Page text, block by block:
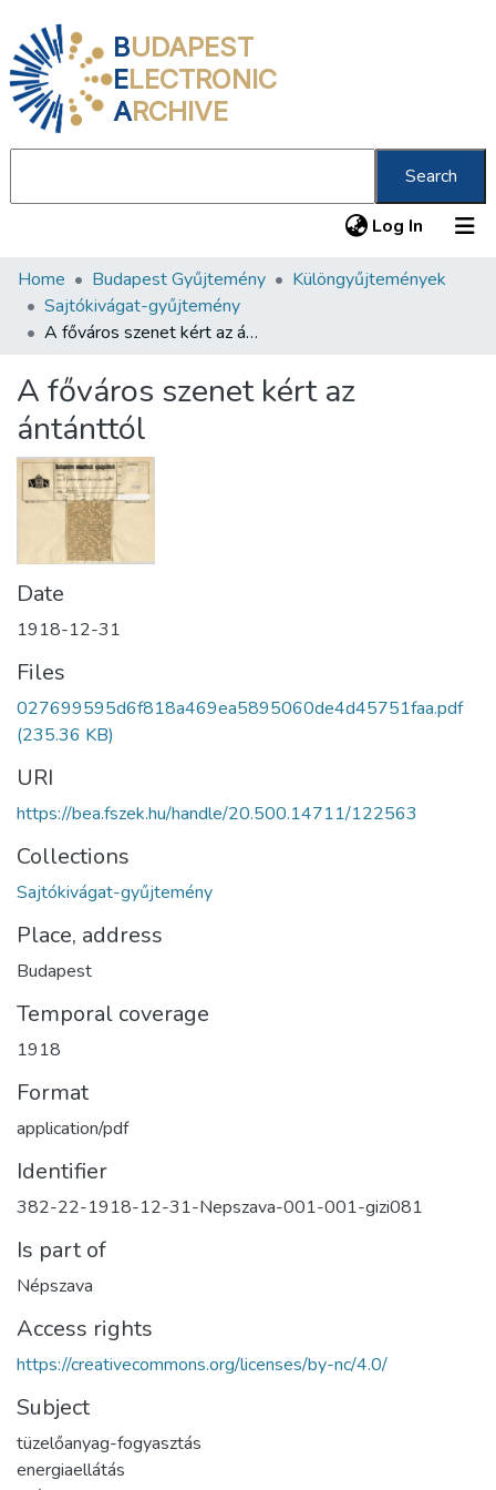
BUDAPEST
ELECTRONIC
ARCHIVE
Search
Log In (current)
Communities & Collections
All of DSpace
About us
Home Budapest Gyűjtemény
Különgyűjtemények
Sajtókivágat-gyűjtemény
A főváros szenet kért az ántánttól
A főváros szenet kért az
ántánttól
Date
1918-12-31
Files
027699595d6f818a469ea5895060de4d45751faa.pdf
(235.36 KB)
URI
https://bea.fszek.hu/handle/20.500.14711/122563
Collections
Sajtókivágat-gyűjtemény
Place, address
Budapest
Temporal coverage
1918
Format
application/pdf
Identifier
382-22-1918-12-31-Nepszava-001-001-gizi081
Is part of
Népszava
Access rights
https://creativecommons.org/licenses/by-nc/4.0/
Subject
tüzelőanyag-fogyasztás
energiaellátás